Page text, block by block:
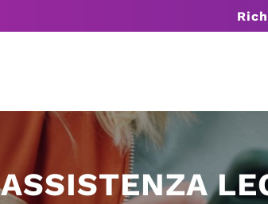
ASSISTENZA